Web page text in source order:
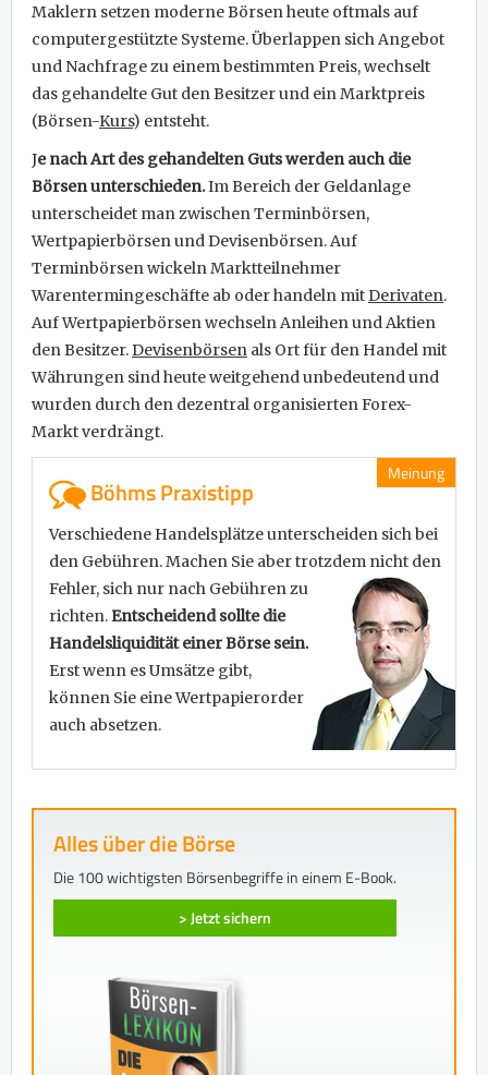
Maklern setzen moderne Börsen heute oftmals auf
computergestützte Systeme. Überlappen sich Angebot
und Nachfrage zu einem bestimmten Preis, wechselt
das gehandelte Gut den Besitzer und ein Marktpreis
(Börsen-Kurs) entsteht.
Je nach Art des gehandelten Guts werden auch die
Börsen unterschieden.Im Bereich der Geldanlage
unterscheidet man zwischen Terminbörsen,
Wertpapierbörsen und Devisenbörsen. Auf
Terminbörsen wickeln Marktteilnehmer
Warentermingeschäfte ab oder handeln mitDerivaten.
Auf Wertpapierbörsen wechseln Anleihen und Aktien
den Besitzer.Devisenbörsen als Ort für den Handel mit
Währungen sind heute weitgehend unbedeutend und
wurden durch den dezentral organisierten Forex-
Markt verdrängt.
Meinung
Böhms Praxistipp
Verschiedene Handelsplätze unterscheiden sich bei
den Gebühren. Machen Sie aber trotzdem nicht den
Fehler, sich nur nach Gebühren zu
richten.Entscheidend sollte die
Handelsliquidität einer Börse sein.
Erst wenn es Umsätze gibt,
können Sie eine Wertpapierorder
auch absetzen.
Alles über die Börse
Die 100 wichtigsten Börsenbegriffe in einem E-Book.
> Jetzt sichern